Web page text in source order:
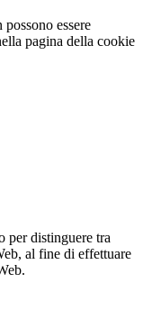
essere
pagina della cookie
per distinguere tra
al fine di effettuare